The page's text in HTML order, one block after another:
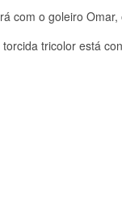
com o goleiro
tricolor está